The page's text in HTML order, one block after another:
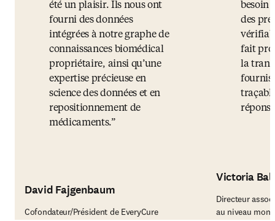
été un plaisir. Ils nous ont
fourni des données
intégrées à notre graphe de
connaissances biomédical
propriétaire, ainsi qu’une
expertise précieuse en
science des données et en
repositionnement de
médicaments.
David Fajgenbaum
Cofondateur/Président de EveryCure
besoin
des
fait
la
Victoria Ball
Directeur
au niveau